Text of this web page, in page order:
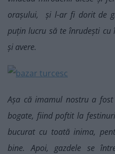
orașului, și l-ar fi dorit de
puțin lucru să te înrudești cu
și avere.
Așa că imamul nostru a
bogate, fiind poftit la
bucurat cu toată inima,
bine. Apoi, gazdele se